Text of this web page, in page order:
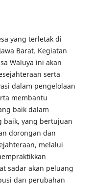
yang terletak di
Barat. Kegiatan
Waluya ini akan
serta
dalam pengelolaan
membantu
baik dalam
baik, yang bertujuan
dorongan dan
melalui
sadar akan peluang
dan perubahan